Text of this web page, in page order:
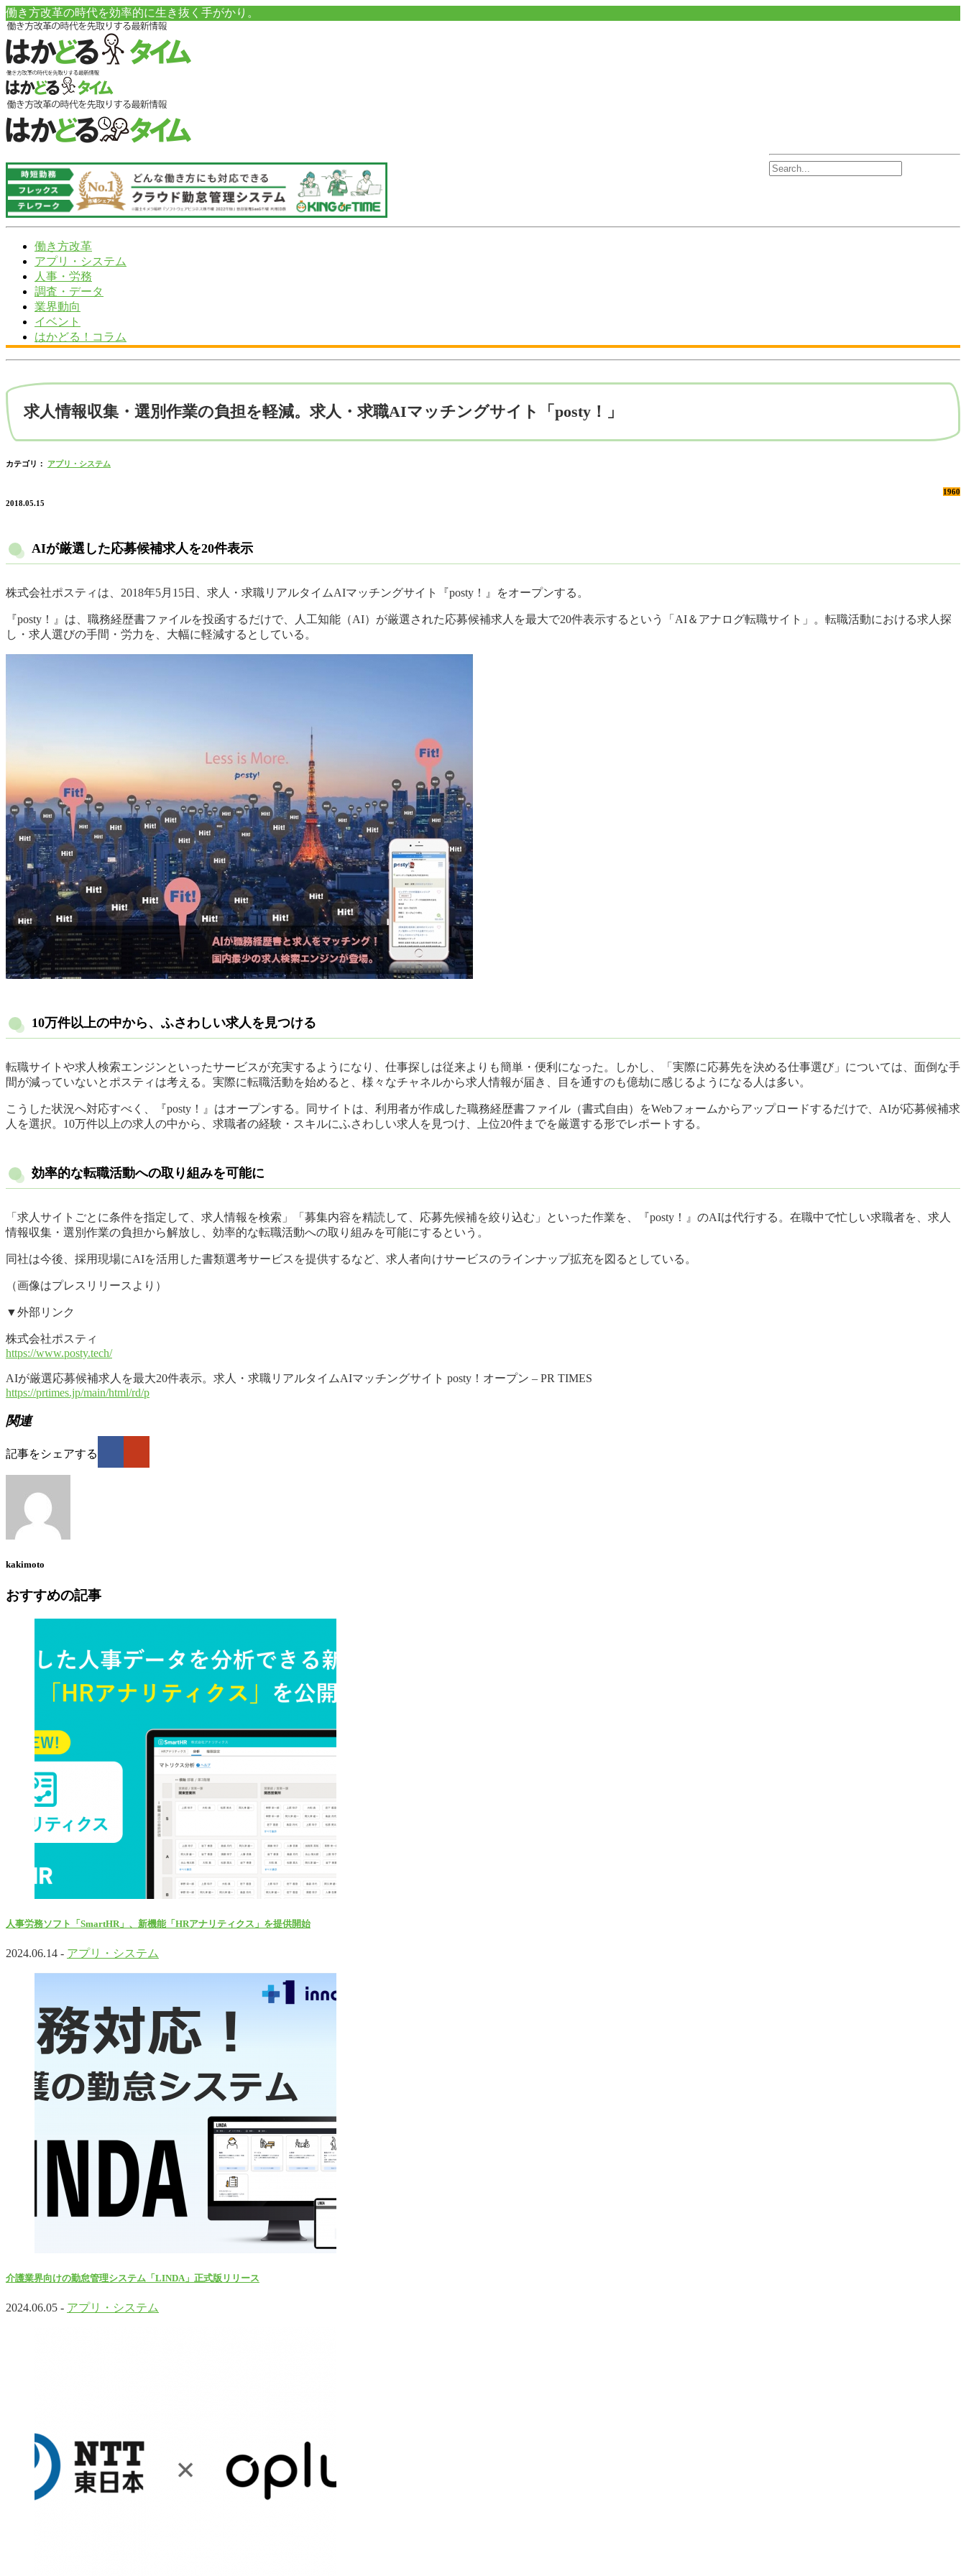
働き方改革の時代を効率的に生き抜く手がかり。
働き方改革
アプリ・システム
人事・労務
調査・データ
業界動向
イベント
はかどる！コラム
求人情報収集・選別作業の負担を軽減。求人・求職AIマッチングサイト「posty！」
カテゴリ： アプリ・システム
1960
2018.05.15
AIが厳選した応募候補求人を20件表示
株式会社ポスティは、2018年5月15日、求人・求職リアルタイムAIマッチングサイト『posty！』をオープンする。
『posty！』は、職務経歴書ファイルを投函するだけで、人工知能（AI）が厳選された応募候補求人を最大で20件表示するという「AI＆アナログ転職サイト」。転職活動における求人探
し・求人選びの手間・労力を、大幅に軽減するとしている。
10万件以上の中から、ふさわしい求人を見つける
転職サイトや求人検索エンジンといったサービスが充実するようになり、仕事探しは従来よりも簡単・便利になった。しかし、「実際に応募先を決める仕事選び」については、面倒な手
間が減っていないとポスティは考える。実際に転職活動を始めると、様々なチャネルから求人情報が届き、目を通すのも億劫に感じるようになる人は多い。
こうした状況へ対応すべく、『posty！』はオープンする。同サイトは、利用者が作成した職務経歴書ファイル（書式自由）をWebフォームからアップロードするだけで、AIが応募候補求
人を選択。10万件以上の求人の中から、求職者の経験・スキルにふさわしい求人を見つけ、上位20件までを厳選する形でレポートする。
効率的な転職活動への取り組みを可能に
「求人サイトごとに条件を指定して、求人情報を検索」「募集内容を精読して、応募先候補を絞り込む」といった作業を、『posty！』のAIは代行する。在職中で忙しい求職者を、求人
情報収集・選別作業の負担から解放し、効率的な転職活動への取り組みを可能にするという。
同社は今後、採用現場にAIを活用した書類選考サービスを提供するなど、求人者向けサービスのラインナップ拡充を図るとしている。
（画像はプレスリリースより）
▼外部リンク
株式会社ポスティ
https://www.posty.tech/
AIが厳選応募候補求人を最大20件表示。求人・求職リアルタイムAIマッチングサイト posty！オープン – PR TIMES
https://prtimes.jp/main/html/rd/p
関連
記事をシェアする
kakimoto
おすすめの記事
人事労務ソフト「SmartHR」、新機能「HRアナリティクス」を提供開始
2024.06.14 - アプリ・システム
介護業界向けの勤怠管理システム「LINDA」正式版リリース
2024.06.05 - アプリ・システム